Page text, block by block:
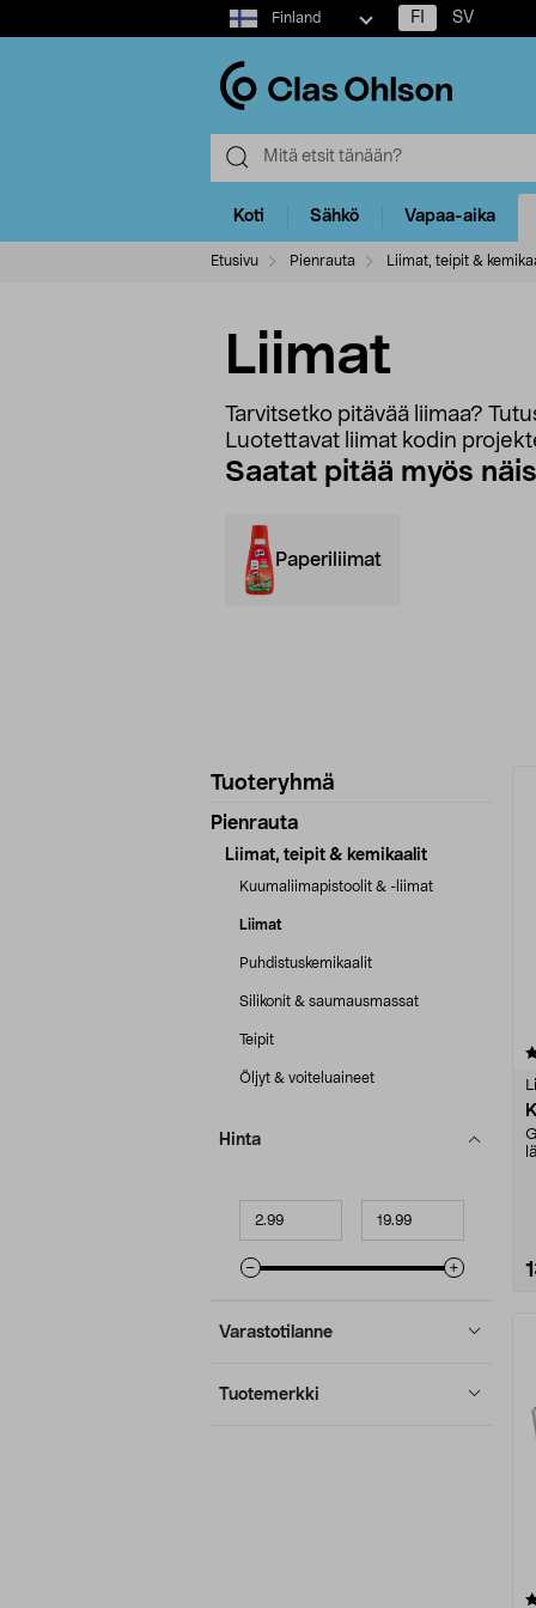
Select
market
Finland FI SV
Koti Sähkö Vapaa-aika
Etusivu Pienrauta Liimat, teipit &
Liimat
Tarvitsetko pitävää liimaa?
Luotettavat liimat kodin
Saatat pitää myös
Paperiliimat
Tarkenna
tuotetietoja
Tuoteryhmä
Pienrauta
Liimat, teipit & kemikaalit
Kuumaliimapistoolit & -liimat
Liimat
Puhdistuskemikaalit
Silikonit & saumausmassat
Teipit
Öljyt & voiteluaineet
Hinta
Varastotilanne
Tuotemerkki